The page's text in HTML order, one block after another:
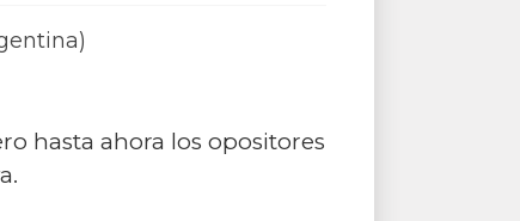
hasta ahora los opositores